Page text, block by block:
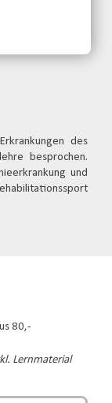
des
besprochen.
und
80,-
Lernmaterial